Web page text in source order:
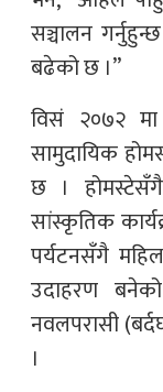
सञ्चालन
बढेको छ ।”
विसं २०७२
सामुदायिक
छ ।
सांस्कृतिक
पर्यटनसँगै
उदाहरण
नवलपरासी
।